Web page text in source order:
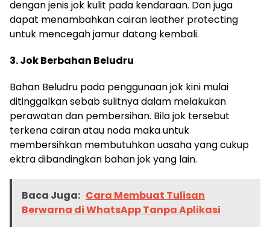
dengan jenis jok kulit pada kendaraan. Dan juga
dapat menambahkan cairan leather protecting
untuk mencegah jamur datang kembali.
3. Jok Berbahan Beludru
Bahan Beludru pada penggunaan jok kini mulai
ditinggalkan sebab sulitnya dalam melakukan
perawatan dan pembersihan. Bila jok tersebut
terkena cairan atau noda maka untuk
membersihkan membutuhkan uasaha yang cukup
ektra dibandingkan bahan jok yang lain.
Baca Juga: Cara Membuat Tulisan
Berwarna di WhatsApp Tanpa Aplikasi